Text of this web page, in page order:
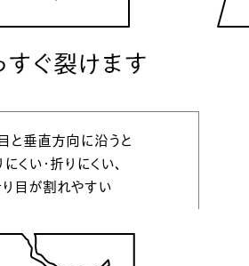
と垂直方向に沿うと
くい・折りにくい、
目が割れやすい